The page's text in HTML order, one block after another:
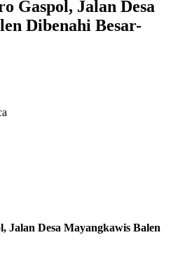
Gaspol, Jalan Desa
Dibenahi Besar-
Jalan Desa Mayangkawis Balen